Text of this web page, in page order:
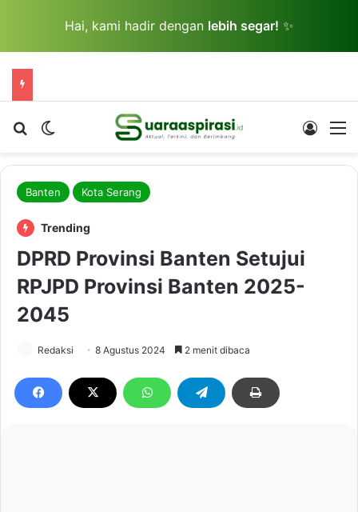
Hai, kami hadir dengan lebih segar! ✨
Cari berita...Switch skin Log In
Banten Kota Serang
Trending
DPRD Provinsi Banten Setujui
RPJPD Provinsi Banten 2025-
2045
Redaksi 8 Agustus 2024 2 menit dibaca